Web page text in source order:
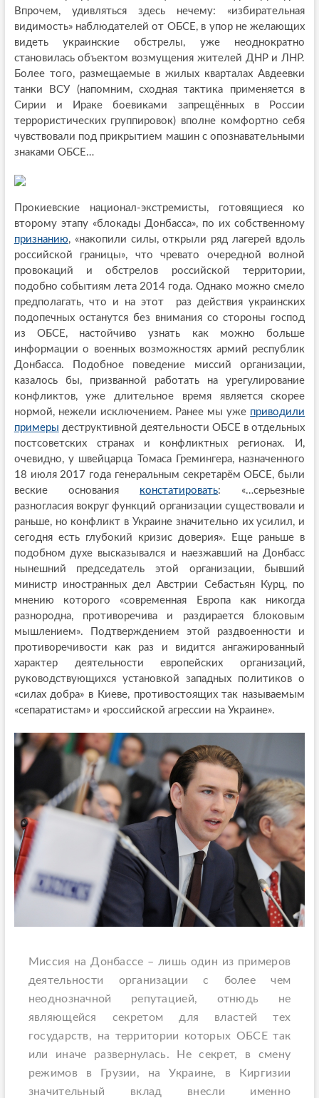
Впрочем, удивляться здесь нечему: «избирательная
видимость» наблюдателей от ОБСЕ, в упор не желающих
видеть украинские обстрелы, уже неоднократно
становилась объектом возмущения жителей ДНР и ЛНР.
Более того, размещаемые в жилых кварталах Авдеевки
танки ВСУ (напомним, сходная тактика применяется в
Сирии и Ираке боевиками запрещённых в России
террористических группировок) вполне комфортно себя
чувствовали под прикрытием машин с опознавательными
знаками ОБСЕ…
Прокиевские национал-экстремисты, готовящиеся ко
второму этапу «блокады Донбасса», по их собственному
признанию, «накопили силы, открыли ряд лагерей вдоль
российской границы», что чревато очередной волной
провокаций и обстрелов российской территории,
подобно событиям лета 2014 года. Однако можно смело
предполагать, что и на этот раз действия украинских
подопечных останутся без внимания со стороны господ
из ОБСЕ, настойчиво узнать как можно больше
информации о военных возможностях армий республик
Донбасса. Подобное поведение миссий организации,
казалось бы, призванной работать на урегулирование
конфликтов, уже длительное время является скорее
нормой, нежели исключением. Ранее мы уже приводили
примеры деструктивной деятельности ОБСЕ в отдельных
постсоветских странах и конфликтных регионах. И,
очевидно, у швейцарца Томаса Гремингера, назначенного
18 июля 2017 года генеральным секретарём ОБСЕ, были
веские основания констатировать: «…серьезные
разногласия вокруг функций организации существовали и
раньше, но конфликт в Украине значительно их усилил, и
сегодня есть глубокий кризис доверия». Еще раньше в
подобном духе высказывался и наезжавший на Донбасс
нынешний председатель этой организации, бывший
министр иностранных дел Австрии Себастьян Курц, по
мнению которого «современная Европа как никогда
разнородна, противоречива и раздирается блоковым
мышлением». Подтверждением этой раздвоенности и
противоречивости как раз и видится ангажированный
характер деятельности европейских организаций,
руководствующихся установкой западных политиков о
«силах добра» в Киеве, противостоящих так называемым
«сепаратистам» и «российской агрессии на Украине».
Миссия на Донбассе – лишь один из примеров
деятельности организации с более чем
неоднозначной репутацией, отнюдь не
являющейся секретом для властей тех
государств, на территории которых ОБСЕ так
или иначе развернулась. Не секрет, в смену
режимов в Грузии, на Украине, в Киргизии
значительный вклад внесли именно